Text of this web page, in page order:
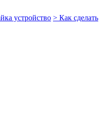
устройство > Как сделать